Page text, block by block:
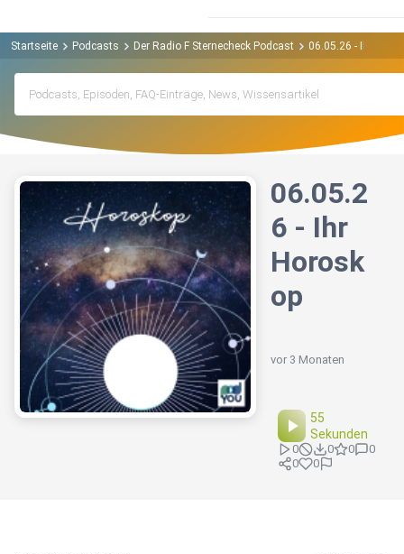
Startseite Podcasts Der Radio F Sternecheck Podcast 06.05.26 - Ihr
06.05.2
6 - Ihr
Horosk
op
vor 3 Monaten
55
Sekunden
0 0 0
0
0
0